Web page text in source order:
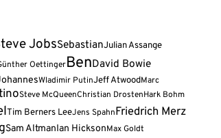
JobsSebastianJulian Assange
OettingerBenDavid Bowie
Wladimir PutinJeff AtwoodMarc
Steve McQueenChristian DrostenHark Bohm
Tim Berners LeeJens SpahnFriedrich Merz
Sam AltmanIan HicksonMax Goldt